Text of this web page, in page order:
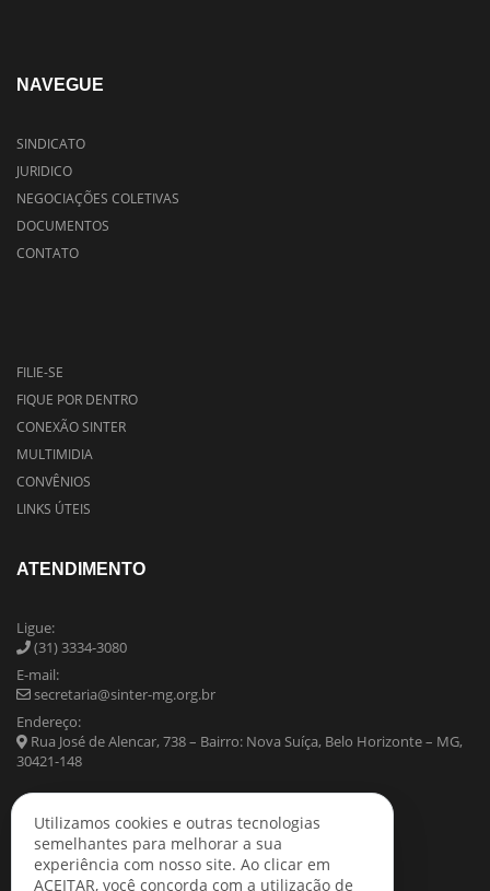
NAVEGUE
SINDICATO
JURIDICO
NEGOCIAÇÕES COLETIVAS
DOCUMENTOS
CONTATO
FILIE-SE
FIQUE POR DENTRO
CONEXÃO SINTER
MULTIMIDIA
CONVÊNIOS
LINKS ÚTEIS
ATENDIMENTO
Ligue:
(31) 3334-3080
E-mail:
secretaria@sinter-mg.org.br
Endereço:
Rua José de Alencar, 738 – Bairro: Nova Suíça, Belo Horizonte – MG,
30421-148
Utilizamos cookies e outras tecnologias
semelhantes para melhorar a sua
experiência com nosso site. Ao clicar em
ACEITAR, você concorda com a utilização de